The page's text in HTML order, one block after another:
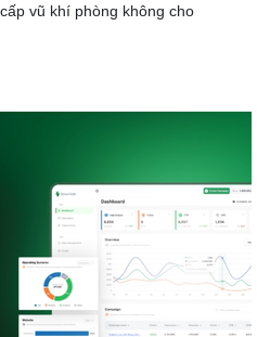
Nhà đẹp
Blog
Tình yêu - Gia đình
vũ khí phòng không cho